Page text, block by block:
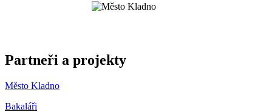
Partneři a projekty
Město Kladno
Bakaláři